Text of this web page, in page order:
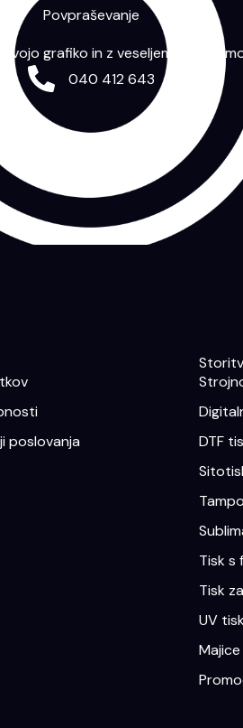
Povpraševanje
grafiko in z veseljem vam
040 412 643
poslovanja
DTF
Tisk s
Tisk
UV